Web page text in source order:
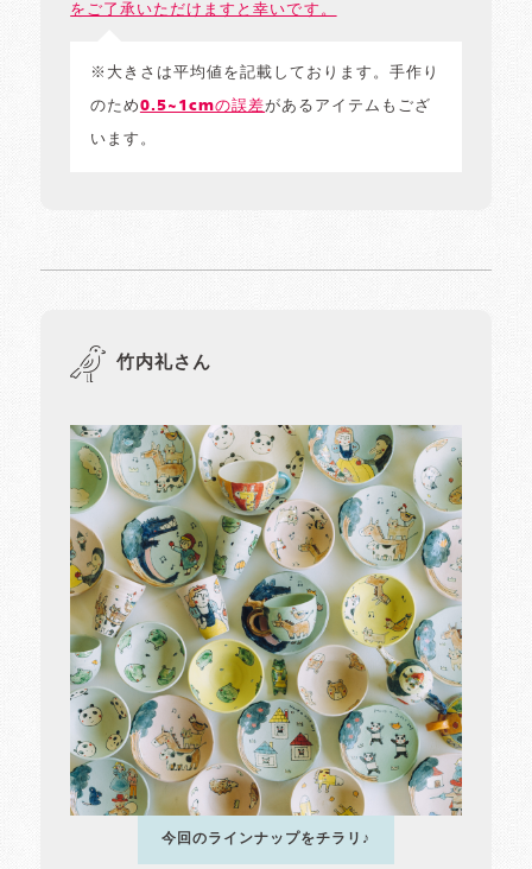
をご了承いただけますと幸いです。
※大きさは平均値を記載しております。手作り
のため0.5~1cmの誤差があるアイテムもござ
います。
竹内礼さん
今回のラインナップをチラリ♪